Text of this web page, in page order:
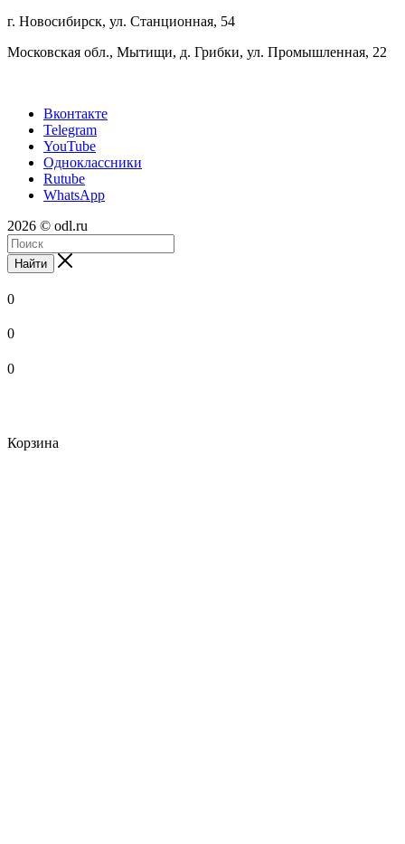
г. Новосибирск, ул. Станционная, 54
Московская обл., Мытищи, д. Грибки, ул. Промышленная, 22
Вконтакте
Telegram
YouTube
Одноклассники
Rutube
WhatsApp
2026 © odl.ru
Найти
0
0
0
Корзина